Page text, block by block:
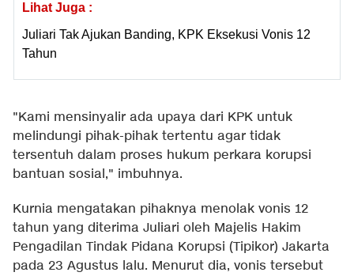
Lihat Juga :
Juliari Tak Ajukan Banding, KPK Eksekusi Vonis 12
Tahun
"Kami mensinyalir ada upaya dari KPK untuk
melindungi pihak-pihak tertentu agar tidak
tersentuh dalam proses hukum perkara korupsi
bantuan sosial," imbuhnya.
Kurnia mengatakan pihaknya menolak vonis 12
tahun yang diterima Juliari oleh Majelis Hakim
Pengadilan Tindak Pidana Korupsi (Tipikor) Jakarta
pada 23 Agustus lalu. Menurut dia, vonis tersebut